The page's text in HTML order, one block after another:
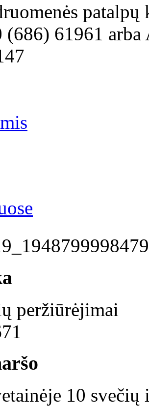
(686) 61961
peržiūrėjimai
10 svečių